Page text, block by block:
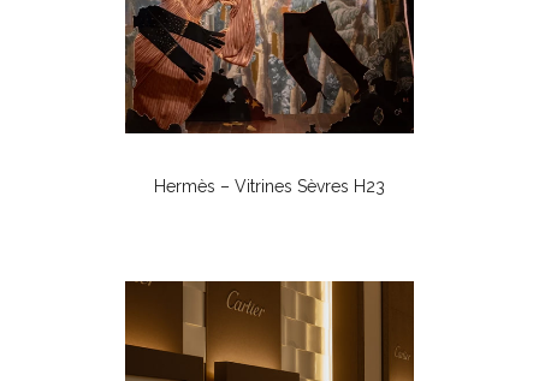
Hermès – Vitrines Sèvres H23